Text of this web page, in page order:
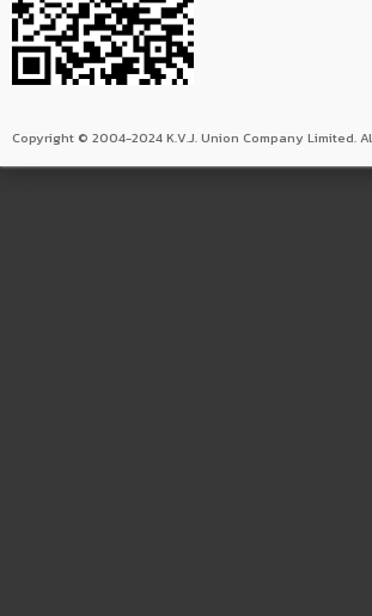
Copyright © 2004-2024 K.V.J. Union Company Limited.